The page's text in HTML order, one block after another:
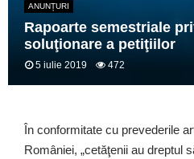
ANUNȚURI
Rapoarte semestriale
soluţionare a petiţiilor
5 iulie 2019 472
În conformitate cu prevederile
României, „cetăţenii au dreptul